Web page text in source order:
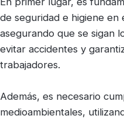
de seguridad e higiene en
asegurando que se sigan
evitar accidentes y
trabajadores.
Además, es necesario
medioambientales,